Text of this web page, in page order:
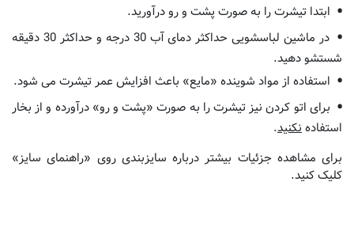
ابتدا تیشرت را به صورت پشت و رو درآورید.
در ماشین لباسشویی حداکثر دمای آب 30 درجه و حداکثر 30 دقیقه
شستشو دهید.
استفاده از مواد شوینده «مایع» باعث افزایش عمر تیشرت می شود.
برای اتو کردن نیز تیشرت را به صورت «پشت و رو» درآورده و از بخار
استفادهنکنید.
برای مشاهده جزئیات بیشتر درباره سایزبندی روی «راهنمای سایز»
کلیک کنید.